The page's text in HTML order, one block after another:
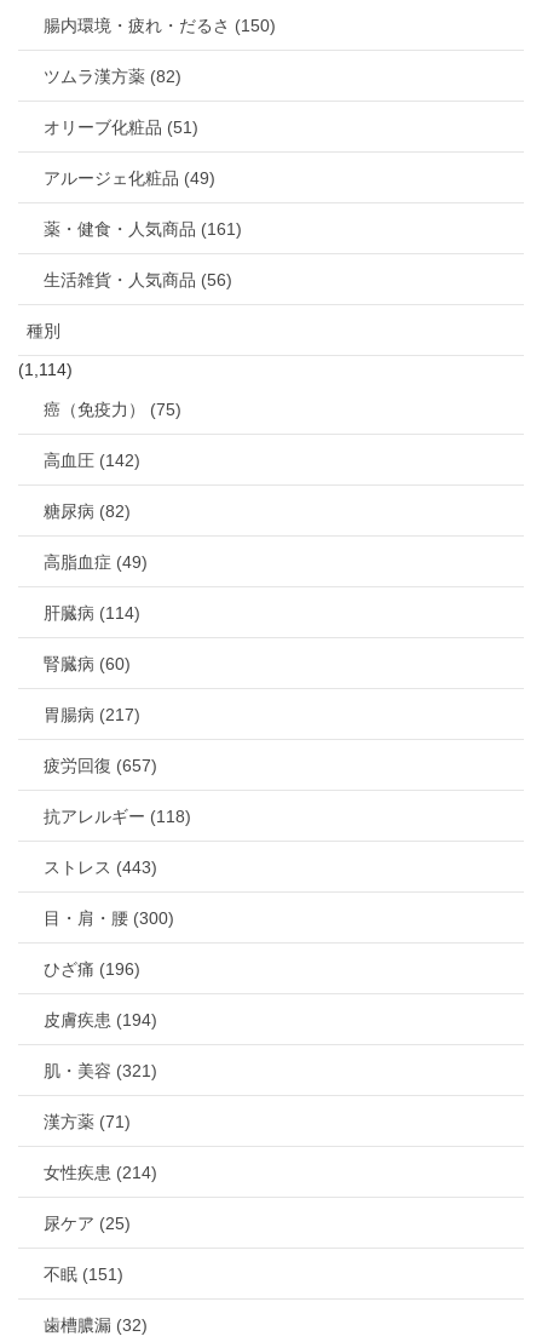
腸内環境・疲れ・だるさ (150)
ツムラ漢方薬 (82)
オリーブ化粧品 (51)
アルージェ化粧品 (49)
薬・健食・人気商品 (161)
生活雑貨・人気商品 (56)
種別
(1,114)
癌（免疫力） (75)
高血圧 (142)
糖尿病 (82)
高脂血症 (49)
肝臓病 (114)
腎臓病 (60)
胃腸病 (217)
疲労回復 (657)
抗アレルギー (118)
ストレス (443)
目・肩・腰 (300)
ひざ痛 (196)
皮膚疾患 (194)
肌・美容 (321)
漢方薬 (71)
女性疾患 (214)
尿ケア (25)
不眠 (151)
歯槽膿漏 (32)